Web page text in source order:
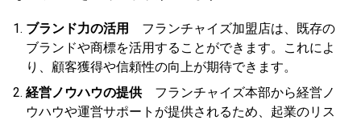
ブランド力の活用
フランチャイズ加盟店は、既存の
ブランドや商標を活用することができます。これによ
り、顧客獲得や信頼性の向上が期待できます。
経営ノウハウの提供フランチャイズ本部から経営ノ
ウハウや運営サポートが提供されるため、起業のリス